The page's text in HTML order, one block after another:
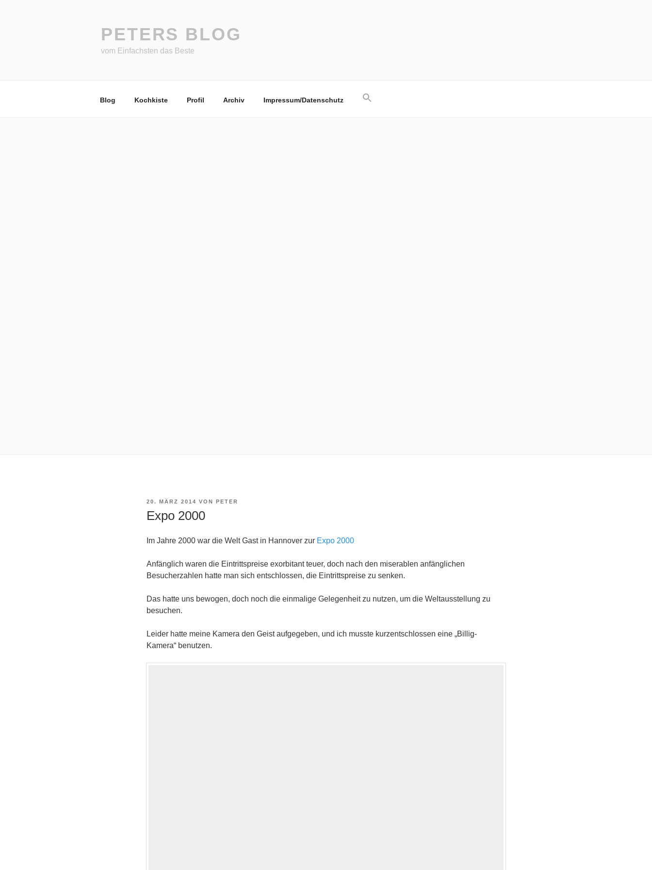
PETERS BLOG
vom Einfachsten das Beste
Blog Kochkiste Profil Archiv Impressum/Datenschutz
VERÖFFENTLICHT
20. MÄRZ 2014 VON PETER
Expo 2000
Im Jahre 2000 war die Welt Gast in Hannover zur Expo 2000
Anfänglich waren die Eintrittspreise exorbitant teuer, doch nach den miserablen anfänglichen
Besucherzahlen hatte man sich entschlossen, die Eintrittspreise zu senken.
Das hatte uns bewogen, doch noch die einmalige Gelegenheit zu nutzen, um die Weltausstellung zu
besuchen.
Leider hatte meine Kamera den Geist aufgegeben, und ich musste kurzentschlossen eine „Billig-
Kamera“ benutzen.